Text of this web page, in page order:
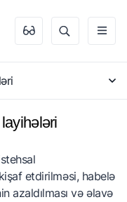
etdirilməsi, habelə
azaldılması və əlavə